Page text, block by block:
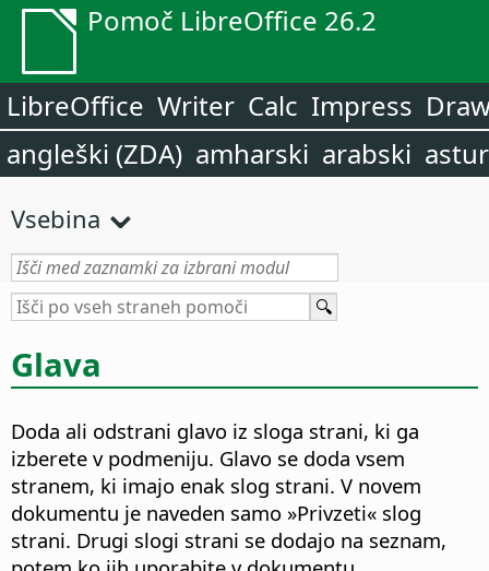
Pomoč LibreOffice 26.2
LibreOffice Writer Calc Impress
angleški (ZDA) amharski arabski
Vsebina
Glava
Doda ali odstrani glavo iz sloga strani, ki ga
izberete v podmeniju. Glavo se doda vsem
stranem, ki imajo enak slog strani. V novem
dokumentu je naveden samo »Privzeti« slog
strani. Drugi slogi strani se dodajo na seznam,